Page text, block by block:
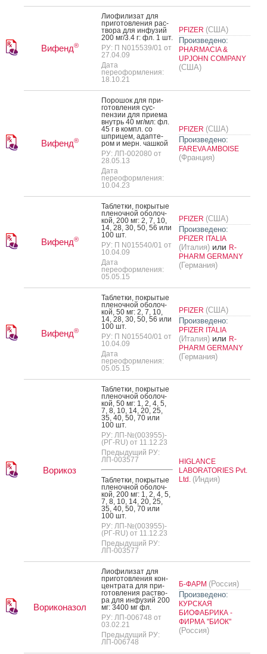
Вифенд®
Ли­офи­лизат для
при­готов­ле­ния рас­
тво­ра для ин­фу­зий
200 мг/3.4 г: фл. 1 шт.
РУ: П N015539/01 от
27.04.09
Дата
переоформления:
18.10.21
PFIZER (США)
Произведено:
PHARMACIA &
UPJOHN COMPANY
(США)
Вифенд®
По­рошок для при­
готов­ле­ния сус­
пензии для при­ема
внутрь 40 мг/мл: фл.
45 г в компл. со
шпри­цем, адап­те­
ром и мерн. чаш­кой
РУ: ЛП-002080 от
28.05.13
Дата
переоформления:
10.04.23
PFIZER (США)
Произведено:
FAREVA AMBOISE
(Франция)
Вифенд®
Таб­летки, пок­ры­тые
пле­ноч­ной обо­лоч­
кой, 200 мг: 2, 7, 10,
14, 28, 30, 50, 56 или
100 шт.
РУ: П N015540/01 от
10.04.09
Дата
переоформления:
05.05.15
PFIZER (США)
Произведено:
PFIZER ITALIA
(Италия) или R-
PHARM GERMANY
(Германия)
Вифенд®
Таб­летки, пок­ры­тые
пле­ноч­ной обо­лоч­
кой, 50 мг: 2, 7, 10,
14, 28, 30, 50, 56 или
100 шт.
РУ: П N015540/01 от
10.04.09
Дата
переоформления:
05.05.15
PFIZER (США)
Произведено:
PFIZER ITALIA
(Италия) или R-
PHARM GERMANY
(Германия)
Ворикоз
Таб­летки, пок­ры­тые
пле­ноч­ной обо­лоч­
кой, 50 мг: 1, 2, 4, 5,
7, 8, 10, 14, 20, 25,
35, 40, 50, 70 или
100 шт.
РУ: ЛП-№(003955)-
(РГ-RU) от 11.12.23
Предыдущий РУ:
ЛП-003577
Таб­летки, пок­ры­тые
пле­ноч­ной обо­лоч­
кой, 200 мг: 1, 2, 4, 5,
7, 8, 10, 14, 20, 25,
35, 40, 50, 70 или
100 шт.
РУ: ЛП-№(003955)-
(РГ-RU) от 11.12.23
Предыдущий РУ:
ЛП-003577
HIGLANCE
LABORATORIES Pvt.
Ltd. (Индия)
Вориконазол
Ли­офи­лизат для
при­готов­ле­ния кон­
цен­тра­та для при­
готов­ле­ния рас­тво­
ра для ин­фу­зий 200
мг: 3400 мг фл.
РУ: ЛП-006748 от
03.02.21
Предыдущий РУ:
ЛП-006748
Б-ФАРМ (Россия)
Произведено:
КУРСКАЯ
БИОФАБРИКА -
ФИРМА "БИОК"
(Россия)